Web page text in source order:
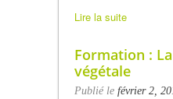
Lire la suite
Formation :
végétale
Publié le février 2,